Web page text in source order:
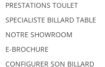
PRESTATIONS TOULET
SPECIALISTE BILLARD TABLE
NOTRE SHOWROOM
E-BROCHURE
CONFIGURER SON BILLARD